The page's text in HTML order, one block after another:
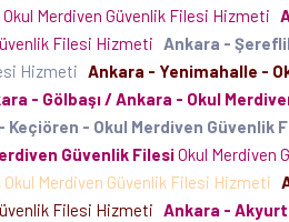
Okul Merdiven Güvenlik Filesi Hizmeti
Filesi Hizmeti Ankara -
Hizmeti Ankara - Yenimahalle -
- Gölbaşı / Ankara - Okul
Keçiören - Okul Merdiven Güvenlik
Güvenlik FilesiOkul Merdiven
Okul Merdiven Güvenlik Filesi Hizmeti
Filesi Hizmeti Ankara -